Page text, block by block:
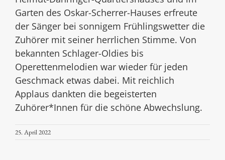
Garten des Oskar-Scherrer-Hauses erfreute
der Sänger bei sonnigem Frühlingswetter die
Zuhörer mit seiner herrlichen Stimme. Von
bekannten Schlager-Oldies bis
Operettenmelodien war wieder für jeden
Geschmack etwas dabei. Mit reichlich
Applaus dankten die begeisterten
Zuhörer*Innen für die schöne Abwechslung.
25. April 2022